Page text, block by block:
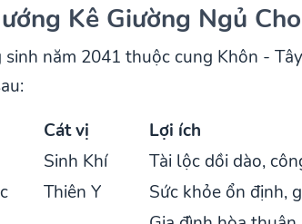
Kê Giường Ngủ
sinh năm 2041 thuộc cung Khôn -
Cát vị
Lợi ích
Sinh Khí
Tài lộc dồi dào,
Thiên Y
Sức khỏe ổn định,